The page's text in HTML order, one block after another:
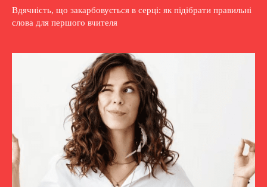
Вдячність, що закарбовується в серці: як підібрати правильні
слова для першого вчителя